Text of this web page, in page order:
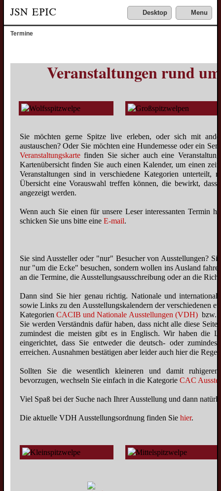
Desktop Menu
Termine
Veranstaltungen rund
Sie möchten gerne Spitze live erleben, oder sich mit
austauschen? Oder Sie möchten eine Hundemesse oder ein
Veranstaltungskartefinden Sie sicher auch eine
Kartenübersicht finden Sie auch einen Kalender, um einen
Veranstaltungen sind in verschiedene Kategorien unterteilt,
Übersicht eine Vorauswahl treffen können, die bewirkt, dass
angezeigt werden.
Wenn auch Sie einen für unsere Leser interessanten Termin
schicken Sie uns bitte eine E-mail.
Sie sind Aussteller oder "nur" Besucher von Ausstellungen?
nur "um die Ecke" besuchen, sondern wollen ins Ausland
an die Termine, die Ausstellungsausschreibung oder an die
Dann sind Sie hier genau richtig. Nationale und
sowie Links zu den Ausstellungskalendern der verschiedenen
Kategorien CACIB und Nationale Ausstellungen (VDH)bzw.
Sie werden Verständnis dafür haben, dass nicht alle diese
zumindest die meisten gibt es in Englisch. Wir haben die
eingerichtet, dass Sie entweder die deutsch- oder
erreichen. Ausnahmen bestätigen aber leider auch hier die Regel.
Sollten Sie die wesentlich kleineren und damit ruhigeren
bevorzugen, wechseln Sie einfach in die Kategorie CAC
Viel Spaß bei der Suche nach Ihrer Ausstellung und dann
Die aktuelle VDH Ausstellungsordnung finden Sie hier.